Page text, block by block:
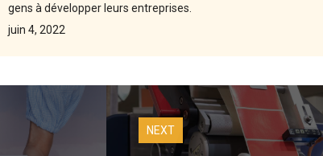
gens à développer leurs entreprises.
juin 4, 2022
NEXT